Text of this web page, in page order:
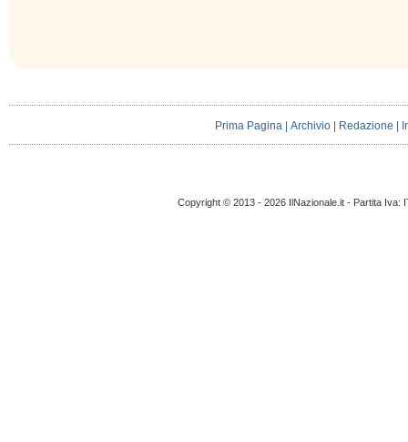
Prima Pagina |Archivio | Redazione |
Copyright © 2013 - 2026 IlNazionale.it - Partita Iva: